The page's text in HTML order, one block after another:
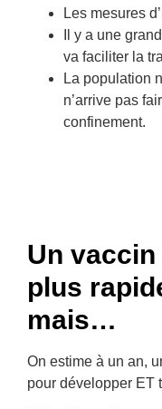
Les mesures
Il y a une
va faciliter la
La population
n’arrive pas
confinement.
Un
plus
mais…
On estime à un an,
pour développer ET